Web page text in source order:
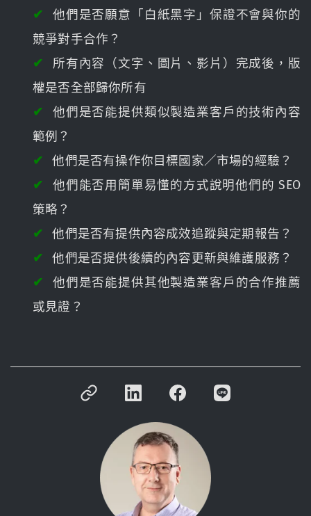
他們是否願意「白紙黑字」保證不會與你的
競爭對手合作？
所有內容（文字、圖片、影片）完成後，版
權是否全部歸你所有
他們是否能提供類似製造業客戶的技術內容
範例？
他們是否有操作你目標國家／市場的經驗？
他們能否用簡單易懂的方式說明他們的 SEO
策略？
他們是否有提供內容成效追蹤與定期報告？
他們是否提供後續的內容更新與維護服務？
他們是否能提供其他製造業客戶的合作推薦
或見證？